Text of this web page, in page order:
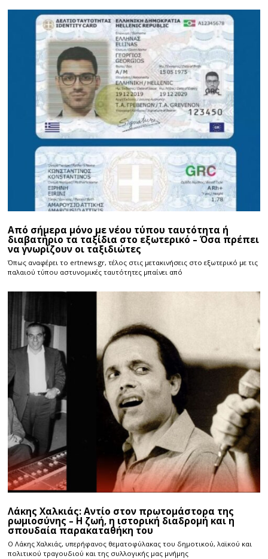
Από σήμερα μόνο με νέου τύπου ταυτότητα ή
διαβατήριο τα ταξίδια στο εξωτερικό – Όσα πρέπει
να γνωρίζουν οι ταξιδιώτες
Όπως αναφέρει το ertnews.gr, τέλος στις μετακινήσεις στο εξωτερικό με τις
παλαιού τύπου αστυνομικές ταυτότητες μπαίνει από
Λάκης Χαλκιάς: Αντίο στον πρωτομάστορα της
ρωμιοσύνης – Η ζωή, η ιστορική διαδρομή και η
σπουδαία παρακαταθήκη του
Ο Λάκης Χαλκιάς, υπερήφανος θεματοφύλακας του δημοτικού, λαϊκού και
πολιτικού τραγουδιού και της συλλογικής μας μνήμης